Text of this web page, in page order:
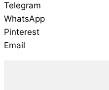
Telegram
WhatsApp
Pinterest
Email